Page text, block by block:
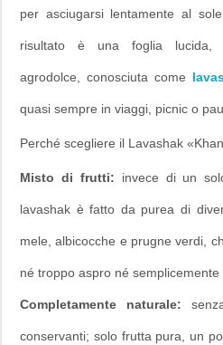
per asciugarsi lentamente al
risultato è una foglia lucida,
agrodolce, conosciuta come
quasi sempre in viaggi, picnic o
Perché scegliere il Lavashak
Misto di frutti: invece di un
lavashak è fatto da purea di
mele, albicocche e prugne verdi,
né troppo aspro né semplicemente
Completamente naturale:
conservanti; solo frutta pura, un